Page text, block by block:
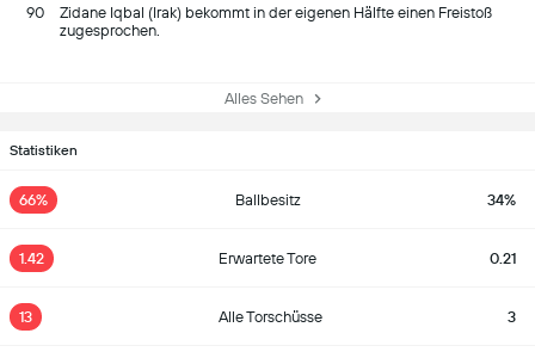
90
Zidane Iqbal (Irak) bekommt in der eigenen Hälfte einen Freistoß
zugesprochen.
Alles Sehen
Statistiken
66% Ballbesitz 34%
1.42 Erwartete Tore 0.21
13 Alle Torschüsse 3